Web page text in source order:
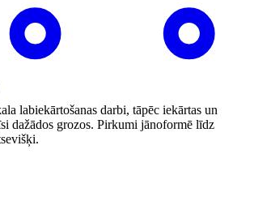
labiekārtošanas darbi, tāpēc iekārtas un
dažādos grozos. Pirkumi jānoformē līdz